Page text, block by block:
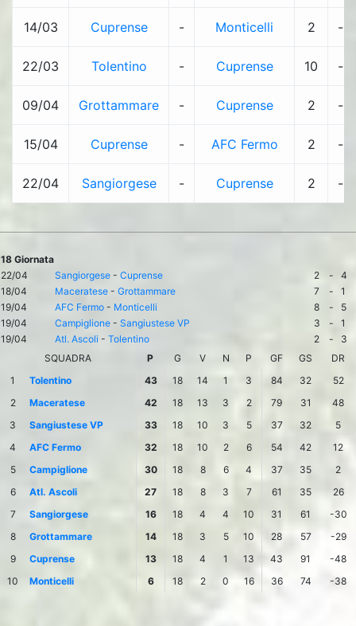
14/03 Cuprense - Monticelli 2 -
22/03 Tolentino - Cuprense 10 -
09/04 Grottammare - Cuprense 2 -
15/04 Cuprense - AFC Fermo 2 -
22/04 Sangiorgese - Cuprense 2 -
18 Giornata
22/04
Sangiorgese - Cuprense 2 -
4
18/04
Maceratese - Grottammare 7 -
1
19/04
AFC Fermo - Monticelli 8 -
5
19/04
Campiglione - Sangiustese VP 3 -
1
19/04
Atl. Ascoli - Tolentino 2 -
3
SQUADRA
P G V N P GF GS
DR
1
Tolentino 43 18 14 1 3 84 32
52
2
Maceratese 42 18 13 3 2 79 31
48
3
Sangiustese VP 33 18 10 3 5 37 32
5
4
AFC Fermo 32 18 10 2 6 54 42
12
5
Campiglione 30 18 8 6 4 37 35
2
6
Atl. Ascoli 27 18 8 3 7 61 35
26
7
Sangiorgese 16 18 4 4 10 31 61
-30
8
Grottammare 14 18 3 5 10 28 57
-29
9
Cuprense 13 18 4 1 13 43 91
-48
10
Monticelli 6 18 2 0 16 36 74 -38